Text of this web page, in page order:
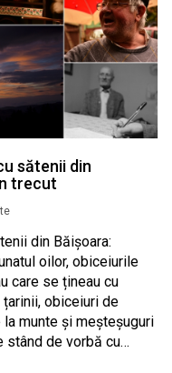
sătenii din
trecut
din Băișoara:
oilor, obiceiurile
care se țineau cu
obiceiuri de
munte și meșteșuguri
stând de vorbă cu…